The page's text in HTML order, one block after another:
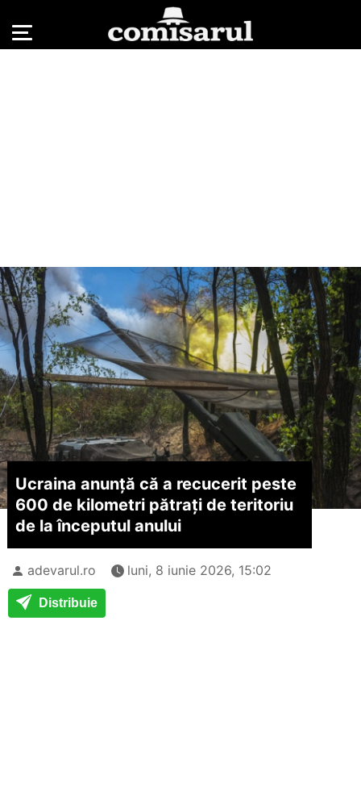
Ucraina anunță că a recucerit peste
600 de kilometri pătrați de teritoriu
de la începutul anului
adevarul.ro luni, 8 iunie 2026, 15:02
Distribuie